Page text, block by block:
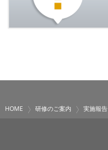
HOME 研修のご案内 実施報告